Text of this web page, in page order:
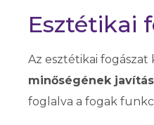
Esztétikai
Az esztétikai
minőségének
foglalva a fogak